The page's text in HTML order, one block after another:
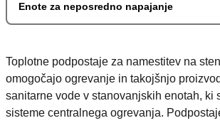
Enote za neposredno napajanje
Toplotne podpostaje za namestitev na
omogočajo ogrevanje in takojšnjo
sanitarne vode v stanovanjskih enotah, ki
sisteme centralnega ogrevanja.